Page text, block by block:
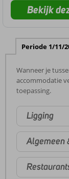
Bekijk
Periode 1/11/
Wanneer je
accommodatie
toepassing.
Ligging
Algemeen